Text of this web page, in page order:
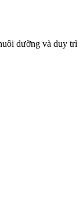
dưỡng và duy trì